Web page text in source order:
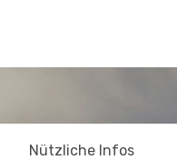
Nützliche Infos